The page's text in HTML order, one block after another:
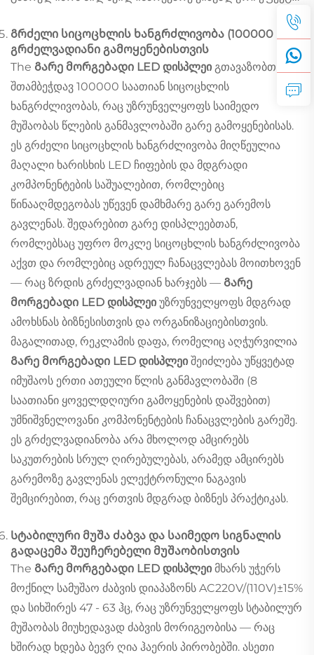
Გრძელი სიცოცხლის ხანგრძლივობა (100000 სთ)
გრძელვადიანი გამოყენებისთვის
The Გარე მორგებადი LED დისპლეი გთავაზობთ
შთამბეჭდავ 100000 საათიან სიცოცხლის
ხანგრძლივობას, რაც უზრუნველყოფს საიმედო
მუშაობას წლების განმავლობაში გარე გამოყენებისას.
ეს გრძელი სიცოცხლის ხანგრძლივობა მიღწეულია
მაღალი ხარისხის LED ჩიფების და მდგრადი
კომპონენტების საშუალებით, რომლებიც
წინააღმდეგობას უწევენ დამხმარე გარე გარემოს
გავლენას. შედარებით გარე დისპლეებთან,
რომლებსაც უფრო მოკლე სიცოცხლის ხანგრძლივობა
აქვთ და რომლებიც ადრეულ ჩანაცვლებას მოითხოვენ
— რაც ზრდის გრძელვადიან ხარჯებს — Გარე
მორგებადი LED დისპლეი უზრუნველყოფს მდგრად
ამოხსნას ბიზნესისთვის და ორგანიზაციებისთვის.
მაგალითად, რეკლამის დაფა, რომელიც აღჭურვილია
Გარე მორგებადი LED დისპლეი შეიძლება უწყვეტად
იმუშაოს ერთი ათეული წლის განმავლობაში (8
საათიანი ყოველდღიური გამოყენების დაშვებით)
უმნიშვნელოვანი კომპონენტების ჩანაცვლების გარეშე.
ეს გრძელვადიანობა არა მხოლოდ ამცირებს
საკუთრების სრულ ღირებულებას, არამედ ამცირებს
გარემოზე გავლენას ელექტრონული ნაგავის
შემცირებით, რაც ერთვის მდგრად ბიზნეს პრაქტიკას.
Სტაბილური მუშა ძაბვა და საიმედო სიგნალის
გადაცემა შეუჩერებელი მუშაობისთვის
The Გარე მორგებადი LED დისპლეი მხარს უჭერს
მოქნილ სამუშაო ძაბვის დიაპაზონს AC220V/(110V)±15%
და სიხშირეს 47 - 63 ჰც, რაც უზრუნველყოფს სტაბილურ
მუშაობას მიუხედავად ძაბვის მორიგეობისა — რაც
ხშირად ხდება ბევრ ღია ჰაერის პირობებში. ასეთი